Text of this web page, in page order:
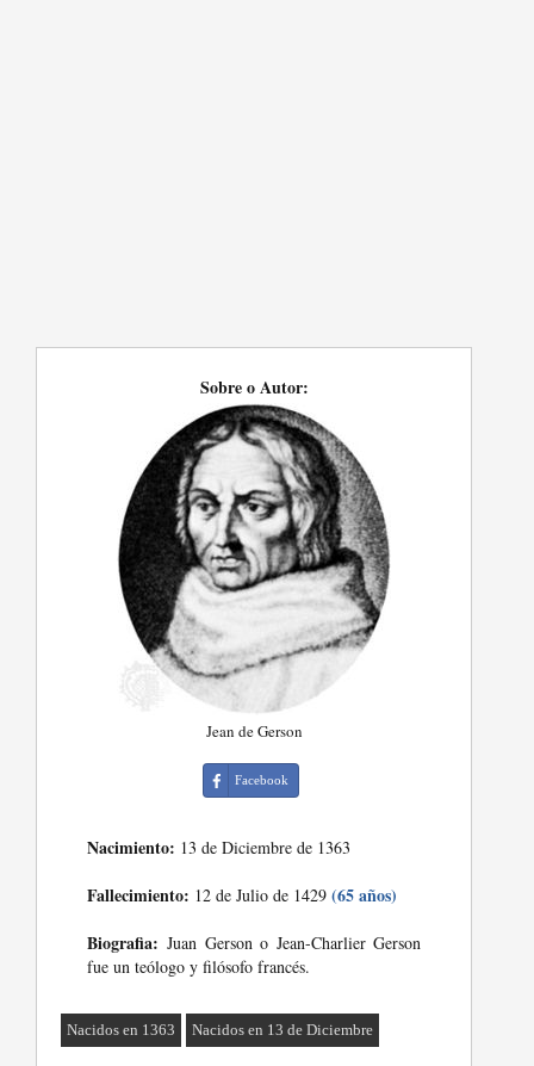
Sobre o Autor:
Jean de Gerson
Facebook
Nacimiento: 13 de Diciembre de 1363
Fallecimiento: 12 de Julio de 1429(65 años)
Biografia: Juan Gerson o Jean-Charlier Gerson
fue un teólogo y filósofo francés.
Nacidos en 1363 Nacidos en 13 de Diciembre